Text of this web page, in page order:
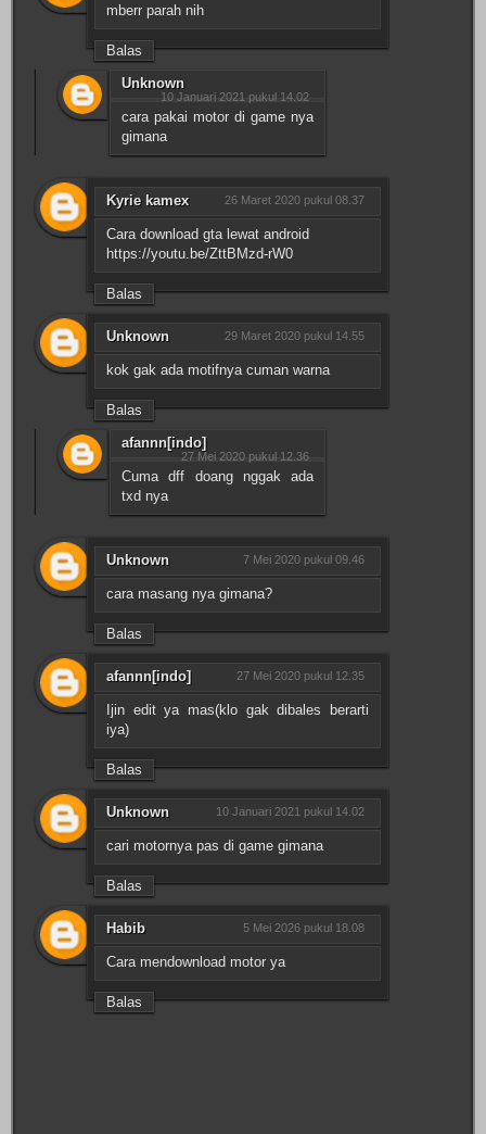
mberr parah nih
Balas
Unknown
10 Januari 2021 pukul 14.02
cara pakai motor di game nya
gimana
Kyrie kamex 26 Maret 2020 pukul 08.37
Cara download gta lewat android
https://youtu.be/ZttBMzd-rW0
Balas
Unknown 29 Maret 2020 pukul 14.55
kok gak ada motifnya cuman warna
Balas
afannn[indo]
27 Mei 2020 pukul 12.36
Cuma dff doang nggak ada
txd nya
Unknown 7 Mei 2020 pukul 09.46
cara masang nya gimana?
Balas
afannn[indo] 27 Mei 2020 pukul 12.35
Ijin edit ya mas(klo gak dibales berarti
iya)
Balas
Unknown 10 Januari 2021 pukul 14.02
cari motornya pas di game gimana
Balas
Habib 5 Mei 2026 pukul 18.08
Cara mendownload motor ya
Balas